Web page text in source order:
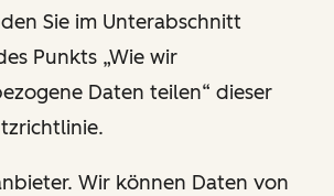
Sie im Unterabschnitt
Punkts „Wie wir
Daten teilen“ dieser
Wir können Daten von